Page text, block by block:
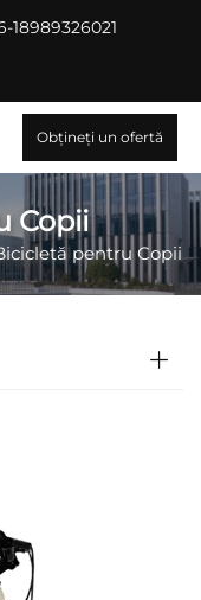
18989326021
Obțineți un ofertă
Copii
pentru Copii